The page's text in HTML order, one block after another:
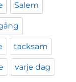
Salem
tacksam
varje dag